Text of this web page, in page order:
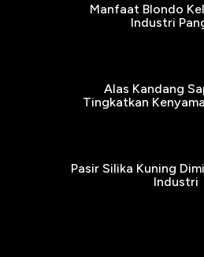
Manfaat Blondo
Industri
Alas Kandang
Tingkatkan
Pasir Silika Kuning
Industri